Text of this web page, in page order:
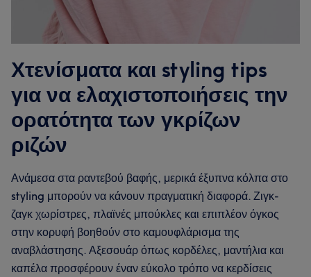
Χτενίσματα και styling tips
για να ελαχιστοποιήσεις την
ορατότητα των γκρίζων
ριζών
Ανάμεσα στα ραντεβού βαφής, μερικά έξυπνα κόλπα στο
styling μπορούν να κάνουν πραγματική διαφορά. Ζιγκ-
ζαγκ χωρίστρες, πλαϊνές μπούκλες και επιπλέον όγκος
στην κορυφή βοηθούν στο καμουφλάρισμα της
αναβλάστησης. Αξεσουάρ όπως κορδέλες, μαντήλια και
καπέλα προσφέρουν έναν εύκολο τρόπο να κερδίσεις